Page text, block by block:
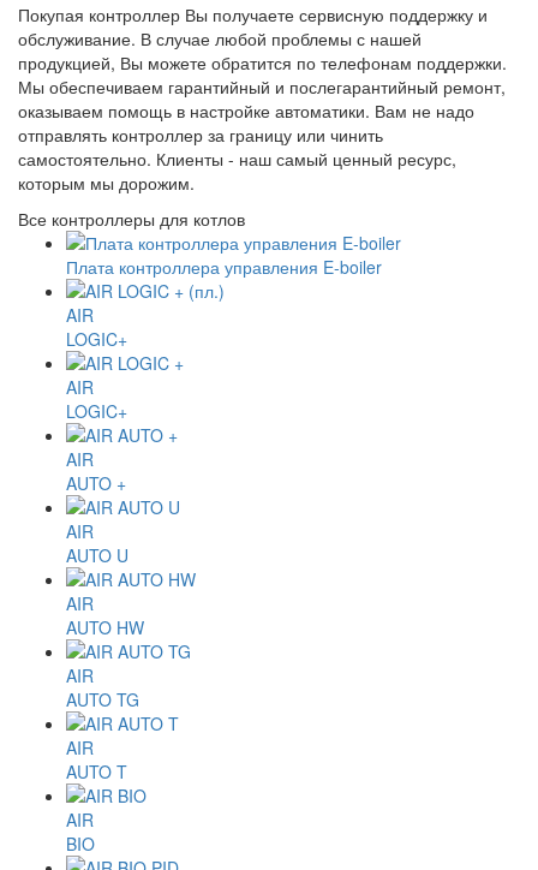
Покупая контроллер Вы получаете сервисную поддержку и
обслуживание. В случае любой проблемы с нашей
продукцией, Вы можете обратится по телефонам поддержки.
Мы обеспечиваем гарантийный и послегарантийный ремонт,
оказываем помощь в настройке автоматики. Вам не надо
отправлять контроллер за границу или чинить
самостоятельно. Клиенты - наш самый ценный ресурс,
которым мы дорожим.
Все контроллеры для котлов
Плата контроллера управления E-boiler
AIR
LOGIC+
AIR
LOGIC+
AIR
AUTO +
AIR
AUTO U
AIR
AUTO HW
AIR
AUTO TG
AIR
AUTO T
AIR
BIO